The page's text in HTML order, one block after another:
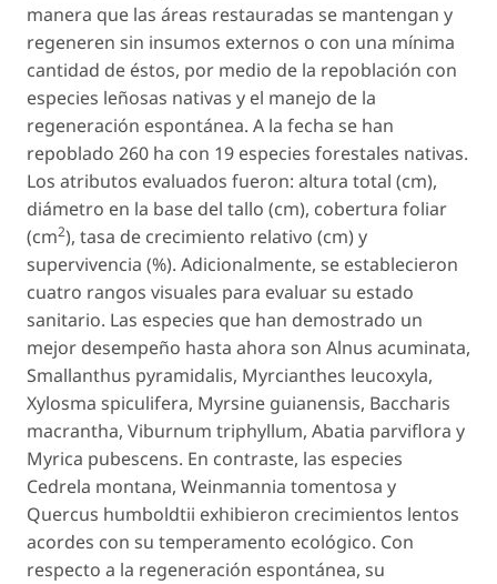
manera que las áreas restauradas se mantengan y
regeneren sin insumos externos o con una mínima
cantidad de éstos, por medio de la repoblación con
especies leñosas nativas y el manejo de la
regeneración espontánea. A la fecha se han
repoblado 260 ha con 19 especies forestales nativas.
Los atributos evaluados fueron: altura total (cm),
diámetro en la base del tallo (cm), cobertura foliar
(cm2), tasa de crecimiento relativo (cm) y
supervivencia (%). Adicionalmente, se establecieron
cuatro rangos visuales para evaluar su estado
sanitario. Las especies que han demostrado un
mejor desempeño hasta ahora son Alnus acuminata,
Smallanthus pyramidalis, Myrcianthes leucoxyla,
Xylosma spiculifera, Myrsine guianensis, Baccharis
macrantha, Viburnum triphyllum, Abatia parviflora y
Myrica pubescens. En contraste, las especies
Cedrela montana, Weinmannia tomentosa y
Quercus humboldtii exhibieron crecimientos lentos
acordes con su temperamento ecológico. Con
respecto a la regeneración espontánea, su